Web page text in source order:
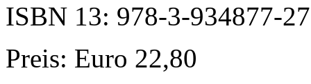
ISBN 13: 978-3-934877-
Preis: Euro 22,80